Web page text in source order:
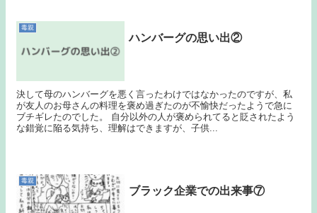
毒親
ハンバーグの思い出②
決して母のハンバーグを悪く言ったわけではなかったのですが、私
が友人のお母さんの料理を褒め過ぎたのが不愉快だったようで急に
ブチギレたのでした。 自分以外の人が褒められてると貶されたよう
な錯覚に陥る気持ち、理解はできますが、子供...
毒親
ブラック企業での出来事⑦